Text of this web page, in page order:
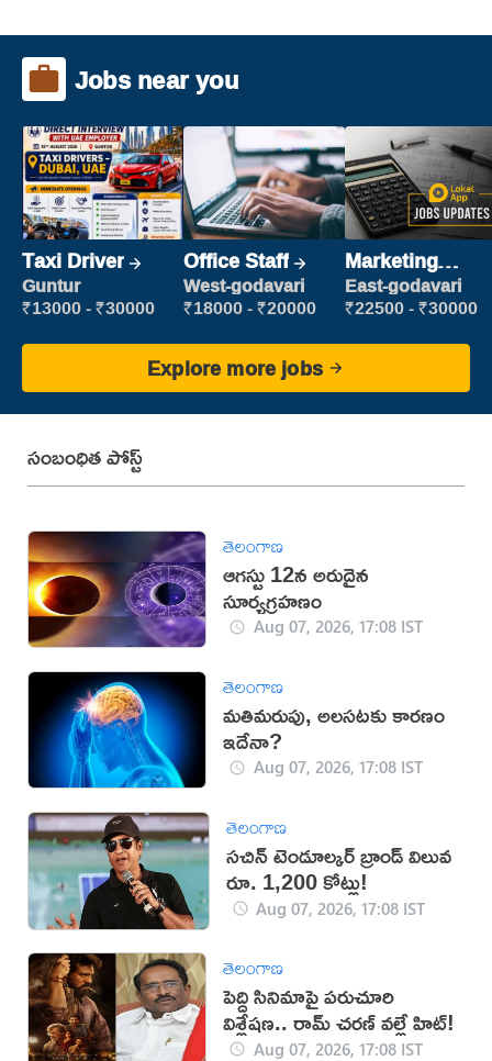
Jobs near you
Taxi Driver
Guntur
₹13000 - ₹30000
Office Staff
West-godavari
₹18000 - ₹20000
Marketing
Executive
East-godavari
₹22500 - ₹30000
Explore more jobs
సంబంధిత పోస్ట్
తెలంగాణ
ఆగస్టు 12న అరుదైన
సూర్యగ్రహణం
Aug 07, 2026, 17:08 IST
తెలంగాణ
మతిమరుపు, అలసటకు కారణం
ఇదేనా?
Aug 07, 2026, 17:08 IST
తెలంగాణ
సచిన్ టెండూల్కర్ బ్రాండ్ విలువ
రూ. 1,200 కోట్లు!
Aug 07, 2026, 17:08 IST
తెలంగాణ
పెద్ది సినిమాపై పరుచూరి
విశ్లేషణ.. రామ్ చరణ్ వల్లే హిట్!
Aug 07, 2026, 17:08 IST